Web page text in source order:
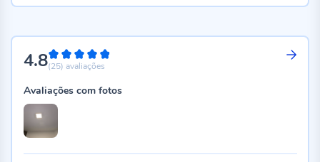
4.896%
(25) avaliações
Avaliações com fotos